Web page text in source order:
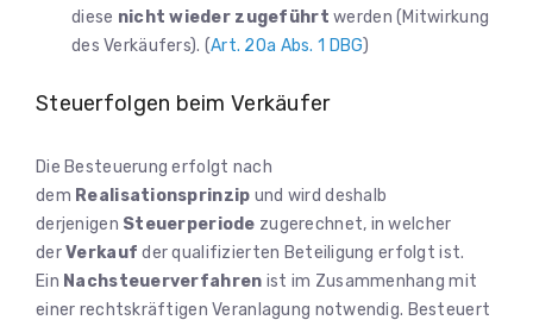
diese nicht wieder zugeführt werden (Mitwirkung
des Verkäufers). (Art. 20a Abs. 1 DBG)
Steuerfolgen beim Verkäufer
Die Besteuerung erfolgt nach
dem Realisationsprinzip und wird deshalb
derjenigen Steuerperiode zugerechnet, in welcher
derVerkauf der qualifizierten Beteiligung erfolgt ist.
Ein Nachsteuerverfahren ist im Zusammenhang mit
einer rechtskräftigen Veranlagung notwendig. Besteuert